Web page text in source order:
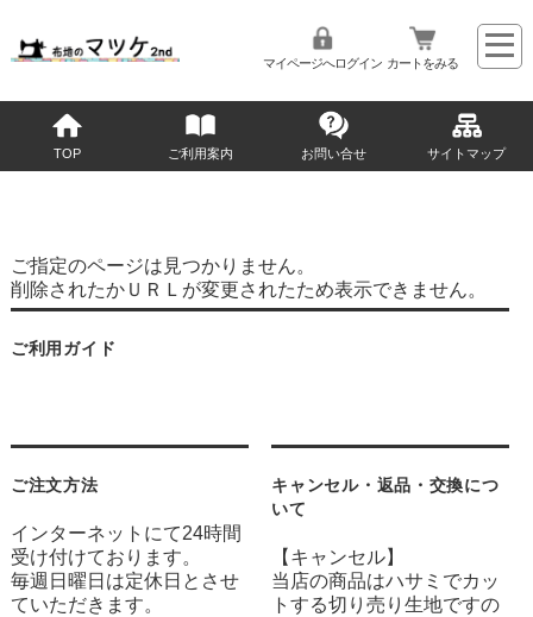
マイページへログイン カートをみる
TOP ご利用案内 お問い合せ サイトマップ
ご指定のページは見つかりません。
削除されたかＵＲＬが変更されたため表示できません。
ご利用ガイド
ご注文方法
インターネットにて24時間
受け付けております。
毎週日曜日は定休日とさせ
ていただきます。
キャンセル・返品・交換につ
いて
【キャンセル】
当店の商品はハサミでカッ
トする切り売り生地ですの